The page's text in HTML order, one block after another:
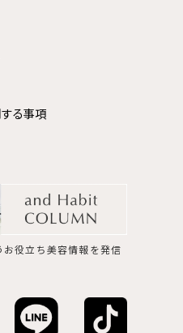
る事項
役立ち美容情報を発信